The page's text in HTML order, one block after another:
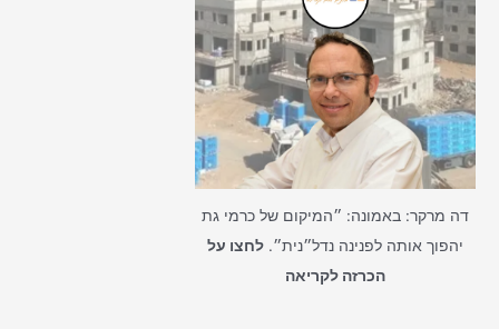
דה מרקר: באמונה: ״המיקום של כרמי גת
יהפוך אותה לפנינה נדל״נית״.לחצו על
הכרזה לקריאה